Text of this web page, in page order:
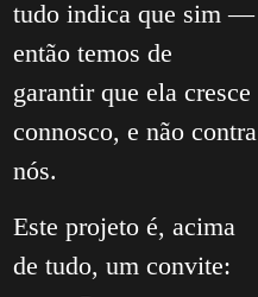
tudo indica que sim —
então temos de
garantir que ela cresce
connosco, e não contra
nós.
Este projeto é, acima
de tudo, um convite: